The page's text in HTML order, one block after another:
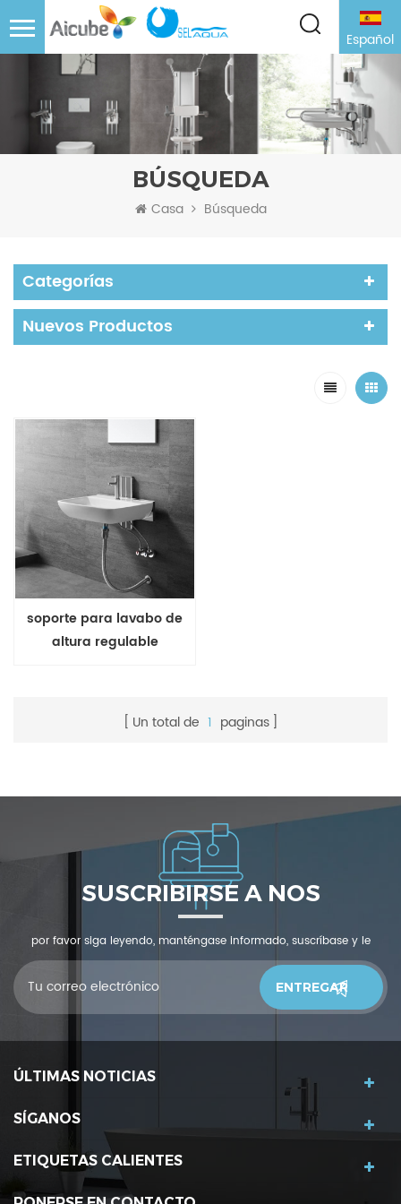
Español
BÚSQUEDA
Casa Búsqueda
Categorías
Nuevos Productos
soporte para lavabo de
altura regulable
Un total de 1 paginas
SUSCRIBIRSE A NOS
por favor siga leyendo, manténgase informado, suscríbase y le
invitamos a que nos cuente qué piensas.
ÚLTIMAS NOTICIAS
SÍGANOS
ETIQUETAS CALIENTES